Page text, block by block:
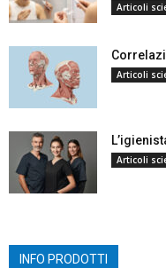
Articoli
Articoli
Articoli
INFO PRODOTTI